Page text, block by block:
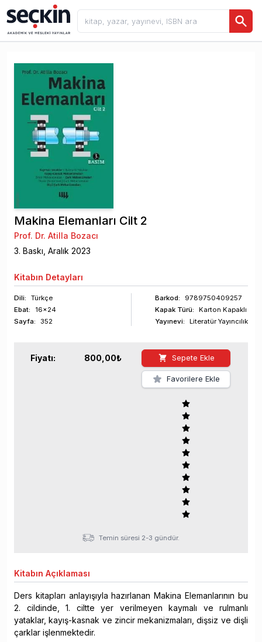
Makina Elemanları Cilt 2
Prof. Dr. Atilla Bozacı
3. Baskı, Aralık 2023
Kitabın Detayları
Dili:
Türkçe
Ebat:
16x24
Sayfa: 352
Barkod:
9789750409257
Kapak Türü:
Karton Kapaklı
Yayınevi:
Literatür Yayıncılık
Fiyatı: 800,00₺ Sepete Ekle
Favorilere Ekle
Temin süresi 2-3 gündür.
Kitabın Açıklaması
Ders kitapları anlayışıyla hazırlanan Makina Elemanlarının bu
2. cildinde, 1. ciltte yer verilmeyen kaymalı ve rulmanlı
yataklar, kayış-kasnak ve zincir mekanizma­ları, dişsiz ve dişli
çarklar işlenmektedir.